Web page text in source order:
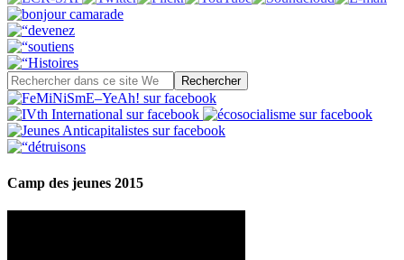
Camp des jeunes 2015